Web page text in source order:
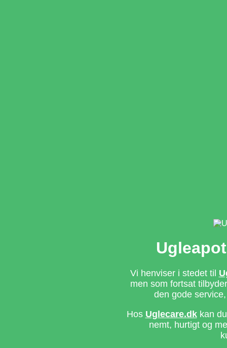
Vi henviser i stedet til
men som fortsat
den gode
Hos Uglecare.dkkan du
nemt, hurtigt og